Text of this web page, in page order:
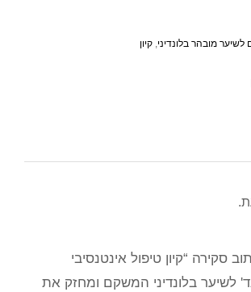
לשיער מובהר בלונדיני, קיון
סקירה “קיון טיפול אינטנסיבי
לשיער בלונדיני המשקם ומחזק את